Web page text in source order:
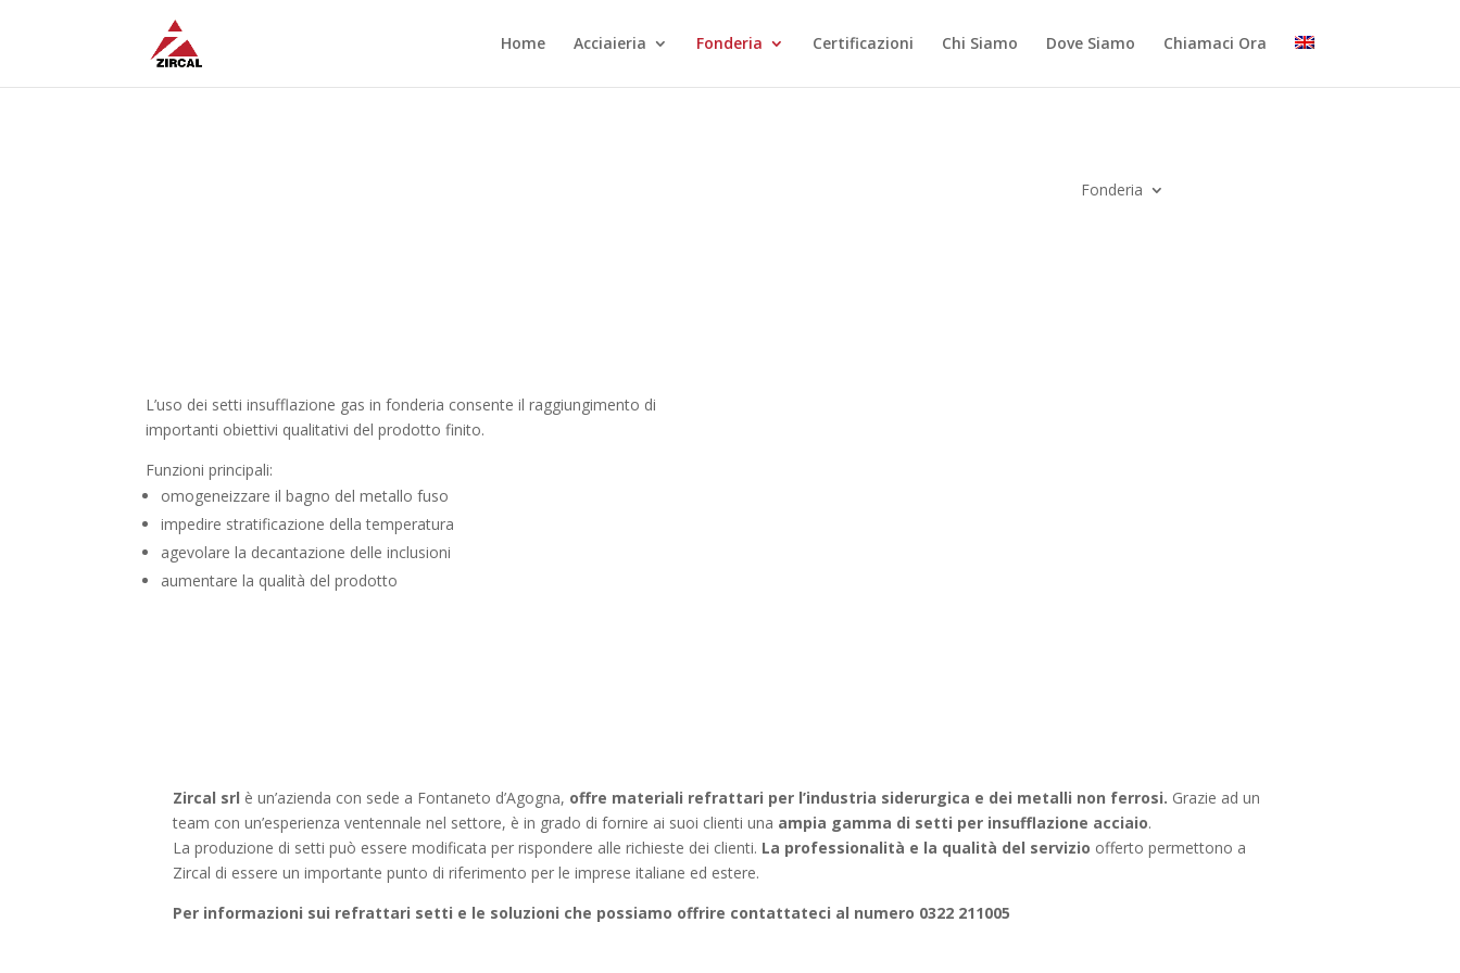
Home Acciaieria Fonderia Certificazioni Chi Siamo Dove Siamo Chiamaci Ora
Fonderia
L’uso dei setti insufflazione gas in fonderia consente il raggiungimento di
importanti obiettivi qualitativi del prodotto finito.
Funzioni principali:
omogeneizzare il bagno del metallo fuso
impedire stratificazione della temperatura
agevolare la decantazione delle inclusioni
aumentare la qualità del prodotto
Zircal srl è un’azienda con sede a Fontaneto d’Agogna, offre materiali refrattari per l’industria siderurgica e dei metalli non ferrosi. Grazie ad un
team con un’esperienza ventennale nel settore, è in grado di fornire ai suoi clienti una ampia gamma di setti per insufflazione acciaio.
La produzione di setti può essere modificata per rispondere alle richieste dei clienti. La professionalità e la qualità del servizio offerto permettono a
Zircal di essere un importante punto di riferimento per le imprese italiane ed estere.
Per informazioni sui refrattari setti e le soluzioni che possiamo offrire contattateci al numero 0322 211005